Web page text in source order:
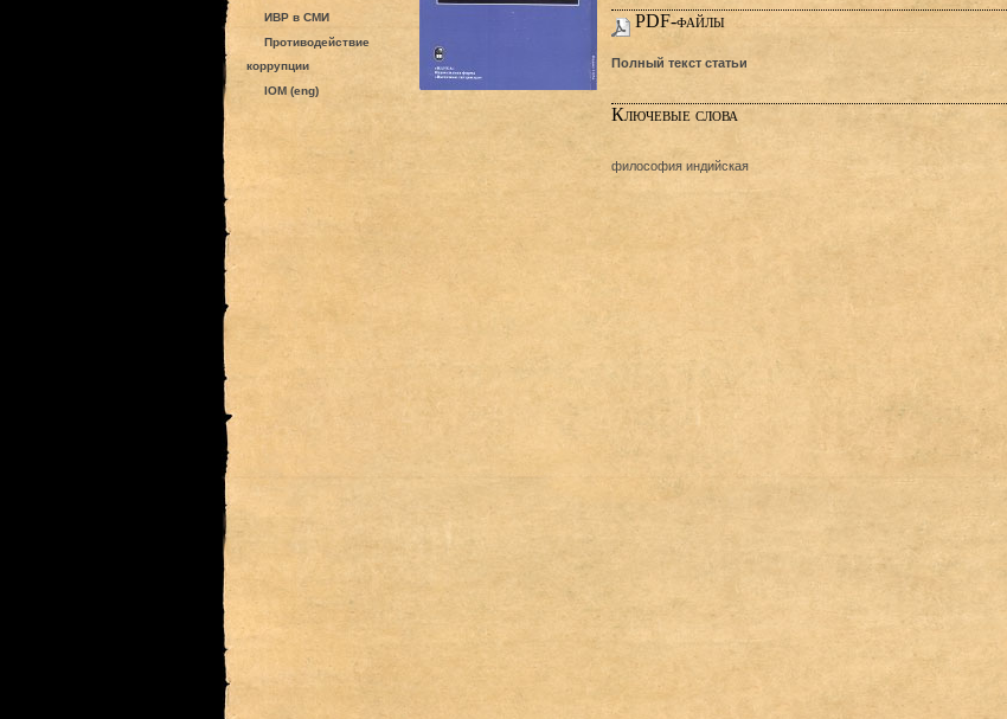
ИВР в СМИ
Противодействие
коррупции
IOM (eng)
PDF-файлы
Полный текст статьи
Ключевые слова
философия индийская